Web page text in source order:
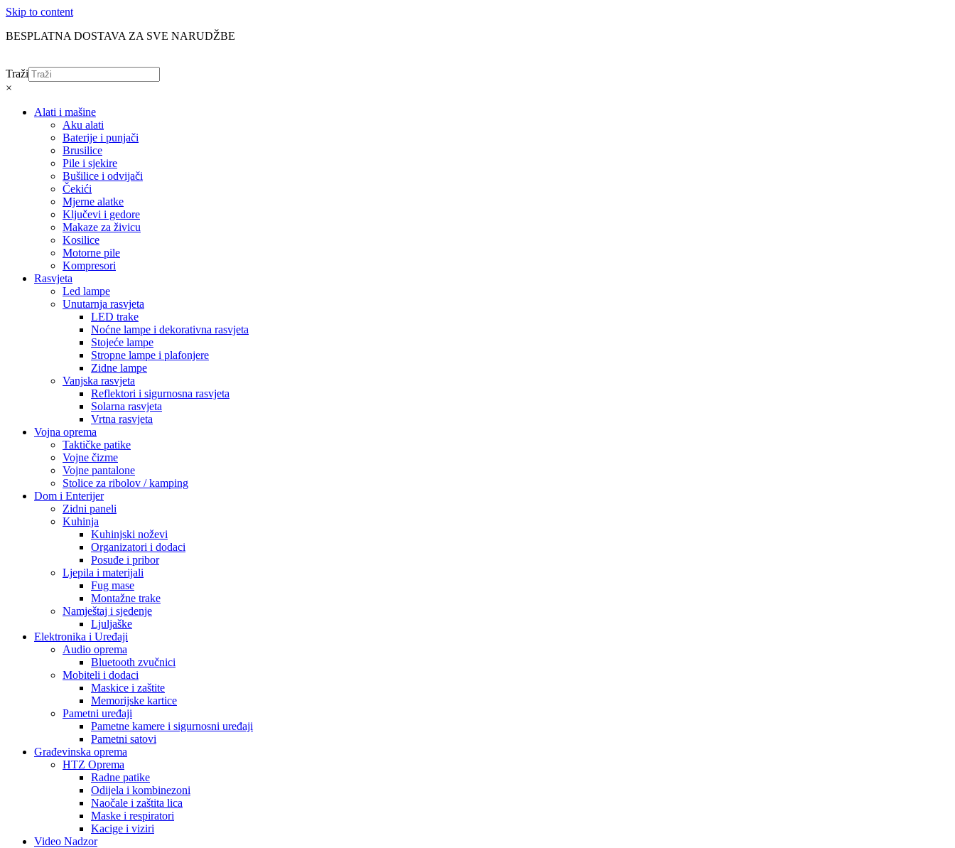
Skip to content
BESPLATNA DOSTAVA ZA SVE NARUDŽBE
Traži
×
Alati i mašine
Aku alati
Baterije i punjači
Brusilice
Pile i sjekire
Bušilice i odvijači
Čekići
Mjerne alatke
Ključevi i gedore
Makaze za živicu
Kosilice
Motorne pile
Kompresori
Rasvjeta
Led lampe
Unutarnja rasvjeta
LED trake
Noćne lampe i dekorativna rasvjeta
Stojeće lampe
Stropne lampe i plafonjere
Zidne lampe
Vanjska rasvjeta
Reflektori i sigurnosna rasvjeta
Solarna rasvjeta
Vrtna rasvjeta
Vojna oprema
Taktičke patike
Vojne čizme
Vojne pantalone
Stolice za ribolov / kamping
Dom i Enterijer
Zidni paneli
Kuhinja
Kuhinjski noževi
Organizatori i dodaci
Posuđe i pribor
Ljepila i materijali
Fug mase
Montažne trake
Namještaj i sjedenje
Ljuljaške
Elektronika i Uređaji
Audio oprema
Bluetooth zvučnici
Mobiteli i dodaci
Maskice i zaštite
Memorijske kartice
Pametni uređaji
Pametne kamere i sigurnosni uređaji
Pametni satovi
Građevinska oprema
HTZ Oprema
Radne patike
Odijela i kombinezoni
Naočale i zaštita lica
Maske i respiratori
Kacige i viziri
Video Nadzor